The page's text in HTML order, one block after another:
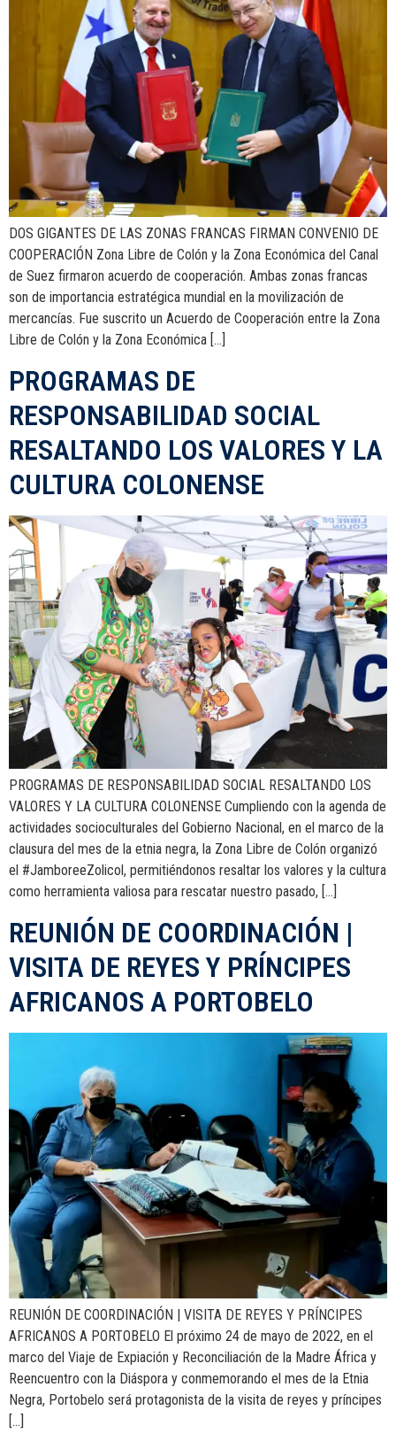
DOS GIGANTES DE LAS ZONAS FRANCAS FIRMAN CONVENIO DE
COOPERACIÓN Zona Libre de Colón y la Zona Económica del Canal
de Suez firmaron acuerdo de cooperación. Ambas zonas francas
son de importancia estratégica mundial en la movilización de
mercancías. Fue suscrito un Acuerdo de Cooperación entre la Zona
Libre de Colón y la Zona Económica […]
PROGRAMAS DE
RESPONSABILIDAD SOCIAL
RESALTANDO LOS VALORES Y LA
CULTURA COLONENSE
PROGRAMAS DE RESPONSABILIDAD SOCIAL RESALTANDO LOS
VALORES Y LA CULTURA COLONENSE Cumpliendo con la agenda de
actividades socioculturales del Gobierno Nacional, en el marco de la
clausura del mes de la etnia negra, la Zona Libre de Colón organizó
el #JamboreeZolicol, permitiéndonos resaltar los valores y la cultura
como herramienta valiosa para rescatar nuestro pasado, […]
REUNIÓN DE COORDINACIÓN |
VISITA DE REYES Y PRÍNCIPES
AFRICANOS A PORTOBELO
REUNIÓN DE COORDINACIÓN | VISITA DE REYES Y PRÍNCIPES
AFRICANOS A PORTOBELO El próximo 24 de mayo de 2022, en el
marco del Viaje de Expiación y Reconciliación de la Madre África y
Reencuentro con la Diáspora y conmemorando el mes de la Etnia
Negra, Portobelo será protagonista de la visita de reyes y príncipes
[…]